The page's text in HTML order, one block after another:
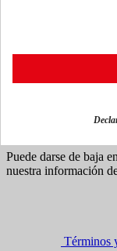
 
Puede darse de baja
nuestra información
Términos